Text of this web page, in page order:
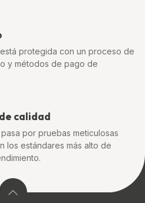
protegida con un proceso de
y métodos de pago de
calidad
por pruebas meticulosas
los estándares más alto de